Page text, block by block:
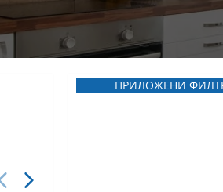
ПРИЛОЖЕНИ